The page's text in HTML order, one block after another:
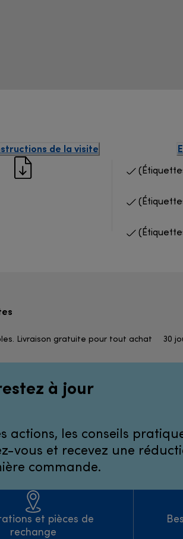
de la visite
Livraison gratuite pour tout achat
30
à jour
actions, les conseils
vous et recevez une
commande.
et pièces de
rechange